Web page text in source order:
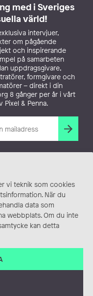
vi teknik som cookies
När du
data som
webbplats. Om du inte
kan detta
med i Sveriges
värld!
intervjuer,
om pågående
och inspirerande
på samarbeten
uppdragsgivare,
formgivare och
– direkt i din
8 gånger per år i vårt
Pixel & Penna.